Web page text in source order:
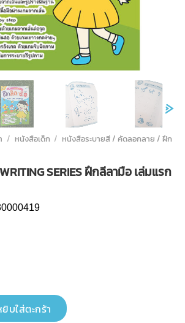
/ หนังสือเด็ก / หนังสือระบายสี / คัดลอกลาย / ฝึก
SERIES ฝึกลีลามือ เล่มแรก
SERIES ฝึกลีลามือ เล่มแรกของหนู ชิ้น
บใส่ตะกร้า